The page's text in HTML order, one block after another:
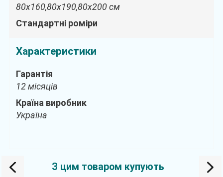
80х160,80х190,80х200 см
Стандартні роміри
Характеристики
Гарантія
12 місяців
Країна виробник
Україна
З цим товаром купують